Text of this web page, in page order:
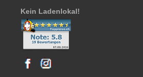
Kein Ladenlokal!